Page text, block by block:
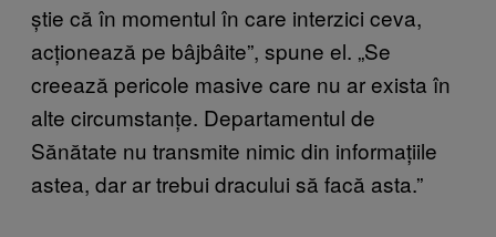
știe că în momentul în care interzici ceva,
acționează pe bâjbâite”, spune el. „Se
creează pericole masive care nu ar exista în
alte circumstanțe. Departamentul de
Sănătate nu transmite nimic din informațiile
astea, dar ar trebui dracului să facă asta.”